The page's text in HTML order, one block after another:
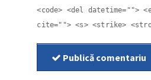
<code> <del datetime="">
cite=""> <s> <strike>
Publică comentariu